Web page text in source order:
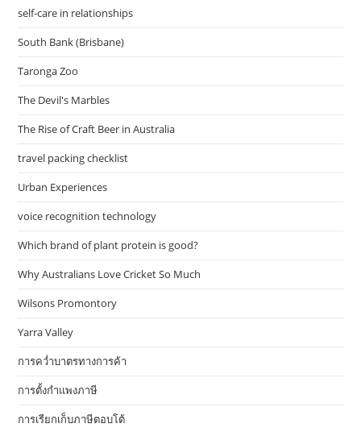
self-care in relationships
South Bank (Brisbane)
Taronga Zoo
The Devil's Marbles
The Rise of Craft Beer in Australia
travel packing checklist
Urban Experiences
voice recognition technology
Which brand of plant protein is good?
Why Australians Love Cricket So Much
Wilsons Promontory
Yarra Valley
การคว่ำบาตรทางการค้า
การตั้งกำแพงภาษี
การเรียกเก็บภาษีตอบโต้